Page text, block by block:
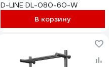
D-LINE DL-080-60-W
В корзину